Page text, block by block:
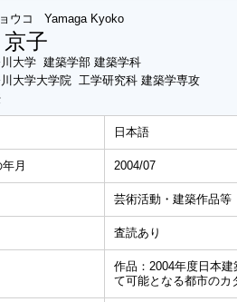
ウコ Yamaga Kyoko
子
大学 建築学部 建築学科
大学大学院 工学研究科 建築学専攻
日本語
月 2004/07
芸術活動・建築作品等
査読あり
作品：2004年度日本
て可能となる都市のカ